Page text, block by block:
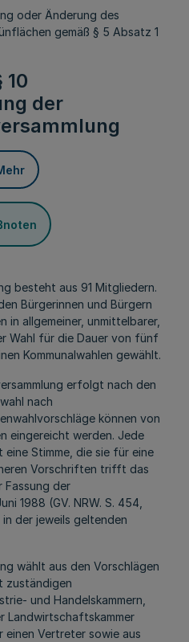
oder Änderung des
gemäß § 5 Absatz 1
10
der
besteht aus 91 Mitgliedern.
Bürgerinnen und Bürgern
allgemeiner, unmittelbarer,
Wahl für die Dauer von fünf
Kommunalwahlen gewählt.
erfolgt nach den
nach
können von
eingereicht werden. Jede
Stimme, die sie für eine
Vorschriften trifft das
Fassung der
1988 (GV. NRW. S. 454,
der jeweils geltenden
wählt aus den Vorschlägen
zuständigen
und Handelskammern,
Landwirtschaftskammer
einen Vertreter sowie aus